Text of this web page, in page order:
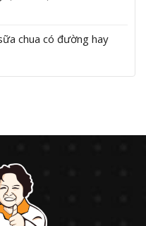
chua có đường hay